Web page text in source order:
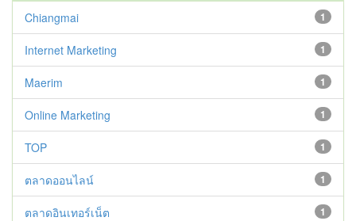
1
Chiangmai
1
Internet Marketing
1
Maerim
1
Online Marketing
1
TOP
1
ตลาดออนไลน์
1
ตลาดอินเทอร์เน็ต